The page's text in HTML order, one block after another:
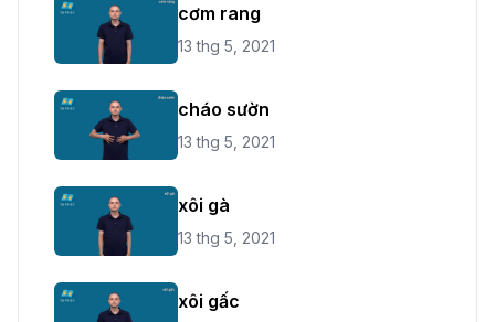
cơm rang
13 thg 5, 2021
cháo sườn
13 thg 5, 2021
xôi gà
13 thg 5, 2021
xôi gấc